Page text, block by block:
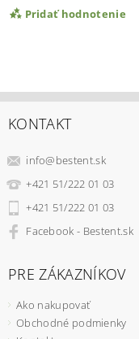
Pridať hodnotenie
KONTAKT
info@bestent.sk
+421 51/222 01 03
+421 51/222 01 03
Facebook - Bestent.sk
PRE ZÁKAZNÍKOV
Ako nakupovať
Obchodné podmienky